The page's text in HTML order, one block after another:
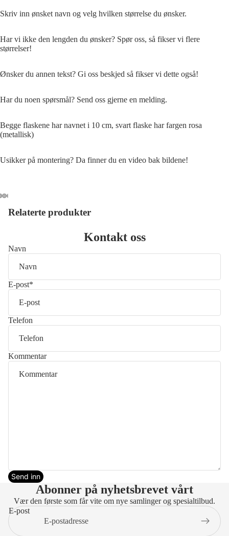
Åpne
fullskjerm
Åpne
fullskjerm
Åpne
fullskjerm
Åpne
fullskjerm
Skriv inn ønsket navn og velg hvilken størrelse du ønsker.
Har vi ikke den lengden du ønsker? Spør oss, så fikser vi flere
størrelser!
Ønsker du annen tekst? Gi oss beskjed så fikser vi dette også!
Har du noen spørsmål? Send oss gjerne en melding.
Begge flaskene har navnet i 10 cm, svart flaske har fargen rosa
(metallisk)
Usikker på montering? Da finner du en video bak bildene!
Relaterte produkter
Kontakt oss
Navn
E-post*
Telefon
Kommentar
Send inn
Abonner på nyhetsbrevet vårt
Vær den første som får vite om nye samlinger og spesialtilbud.
E-post